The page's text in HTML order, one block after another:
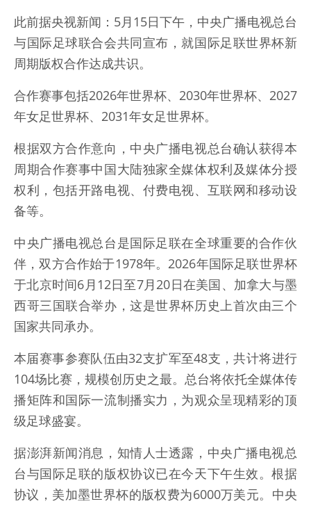
此前据央视新闻：5月15日下午，中央广播电视总台
与国际足球联合会共同宣布，就国际足联世界杯新
周期版权合作达成共识。
合作赛事包括2026年世界杯、2030年世界杯、2027
年女足世界杯、2031年女足世界杯。
根据双方合作意向，中央广播电视总台确认获得本
周期合作赛事中国大陆独家全媒体权利及媒体分授
权利，包括开路电视、付费电视、互联网和移动设
备等。
中央广播电视总台是国际足联在全球重要的合作伙
伴，双方合作始于1978年。2026年国际足联世界杯
于北京时间6月12日至7月20日在美国、加拿大与墨
西哥三国联合举办，这是世界杯历史上首次由三个
国家共同承办。
本届赛事参赛队伍由32支扩军至48支，共计将进行
104场比赛，规模创历史之最。总台将依托全媒体传
播矩阵和国际一流制播实力，为观众呈现精彩的顶
级足球盛宴。
据澎湃新闻消息，知情人士透露，中央广播电视总
台与国际足联的版权协议已在今天下午生效。根据
协议，美加墨世界杯的版权费为6000万美元。中央